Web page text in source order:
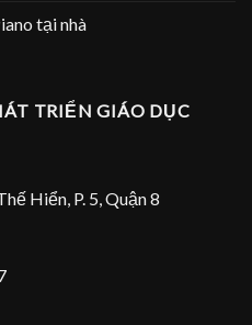
tại nhà
TRIỂN GIÁO DỤC
Hiển, P. 5, Quận 8